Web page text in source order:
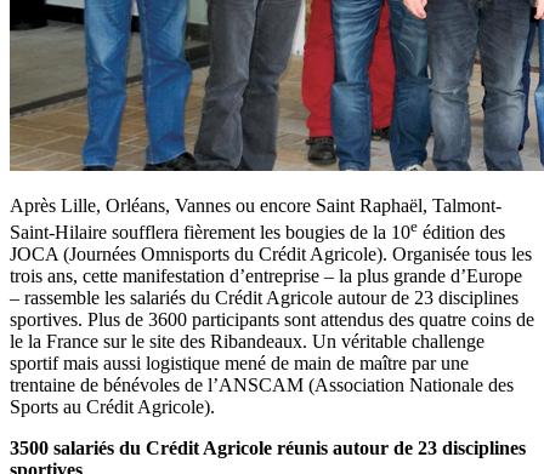
Après Lille, Orléans, Vannes ou encore Saint Raphaël, Talmont-
Saint-Hilaire soufflera fièrement les bougies de la 10e édition des
JOCA (Journées Omnisports du Crédit Agricole). Organisée tous les
trois ans, cette manifestation d’entreprise – la plus grande d’Europe
– rassemble les salariés du Crédit Agricole autour de 23 disciplines
sportives. Plus de 3600 participants sont attendus des quatre coins de
le la France sur le site des Ribandeaux. Un véritable challenge
sportif mais aussi logistique mené de main de maître par une
trentaine de bénévoles de l’ANSCAM (Association Nationale des
Sports au Crédit Agricole).
3500 salariés du Crédit Agricole réunis autour de 23 disciplines